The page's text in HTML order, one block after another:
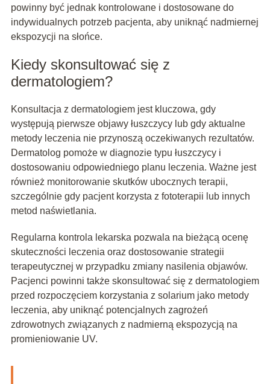
powinny być jednak kontrolowane i dostosowane do
indywidualnych potrzeb pacjenta, aby uniknąć nadmiernej
ekspozycji na słońce.
Kiedy skonsultować się z
dermatologiem?
Konsultacja z dermatologiem jest kluczowa, gdy
występują pierwsze objawy łuszczycy lub gdy aktualne
metody leczenia nie przynoszą oczekiwanych rezultatów.
Dermatolog pomoże w diagnozie typu łuszczycy i
dostosowaniu odpowiedniego planu leczenia. Ważne jest
również monitorowanie skutków ubocznych terapii,
szczególnie gdy pacjent korzysta z fototerapii lub innych
metod naświetlania.
Regularna kontrola lekarska pozwala na bieżącą ocenę
skuteczności leczenia oraz dostosowanie strategii
terapeutycznej w przypadku zmiany nasilenia objawów.
Pacjenci powinni także skonsultować się z dermatologiem
przed rozpoczęciem korzystania z solarium jako metody
leczenia, aby uniknąć potencjalnych zagrożeń
zdrowotnych związanych z nadmierną ekspozycją na
promieniowanie UV.